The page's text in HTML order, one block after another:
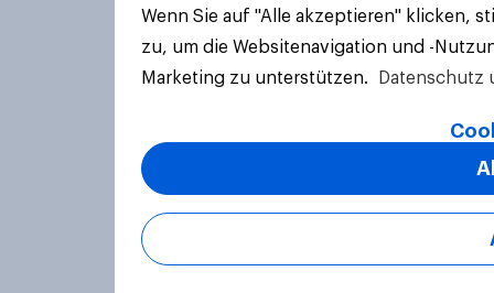
Wenn Sie auf "Alle akzeptieren" klicken,
zu, um die Websitenavigation und -
Marketing zu unterstützen.
Datenschutz